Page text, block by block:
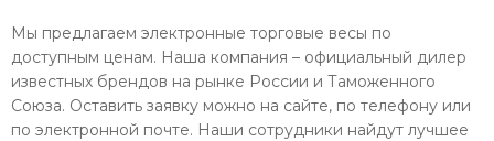
Мы предлагаем электронные торговые весы по
доступным ценам. Наша компания – официальный дилер
известных брендов на рынке России и Таможенного
Союза. Оставить заявку можно на сайте, по телефону или
по электронной почте. Наши сотрудники найдут лучшее